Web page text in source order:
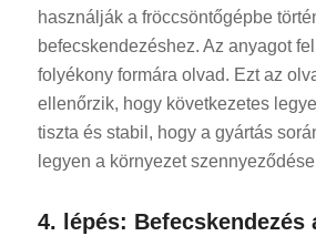
használják a fröccsöntőgépbe
befecskendezéshez. Az anyagot
folyékony formára olvad. Ezt az
ellenőrzik, hogy következetes
tiszta és stabil, hogy a gyártás
legyen a környezet
4. lépés: Befecskendezés